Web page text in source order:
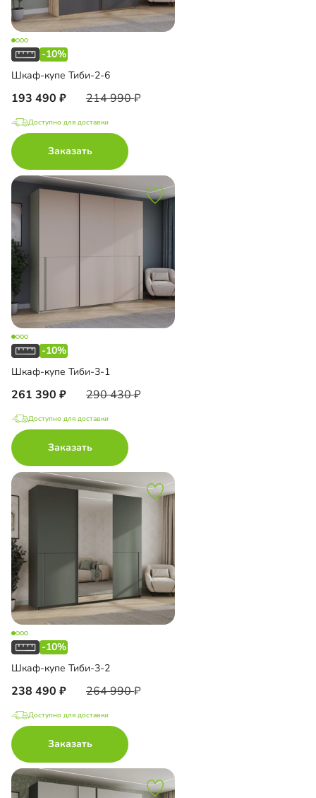
-10%
Шкаф-купе Тиби-2-6
193 490 214 990
Доступно для доставки
Заказать
-10%
Шкаф-купе Тиби-3-1
261 390 290 430
Доступно для доставки
Заказать
-10%
Шкаф-купе Тиби-3-2
238 490 264 990
Доступно для доставки
Заказать